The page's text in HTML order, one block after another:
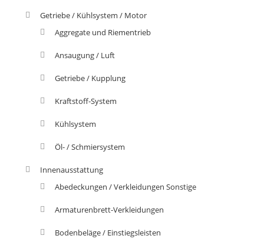
Getriebe / Kühlsystem / Motor
Aggregate und Riementrieb
Ansaugung / Luft
Getriebe / Kupplung
Kraftstoff-System
Kühlsystem
Öl- / Schmiersystem
Innenausstattung
Abedeckungen / Verkleidungen Sonstige
Armaturenbrett-Verkleidungen
Bodenbeläge / Einstiegsleisten